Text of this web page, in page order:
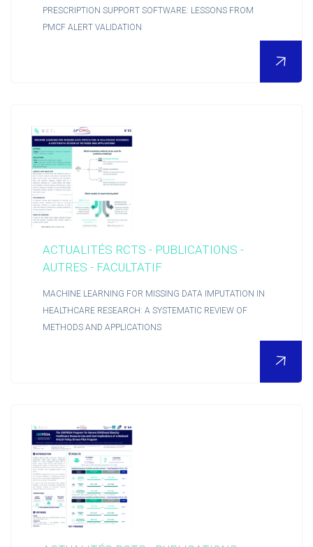
Nous découvrir
Actualités RCTs
RCTs recrute
PRESCRIPTION SUPPORT SOFTWARE: LESSONS FROM
PMCF ALERT VALIDATION
ACTUALITÉS RCTS - PUBLICATIONS -
AUTRES - FACULTATIF
MACHINE LEARNING FOR MISSING DATA IMPUTATION IN
HEALTHCARE RESEARCH: A SYSTEMATIC REVIEW OF
METHODS AND APPLICATIONS